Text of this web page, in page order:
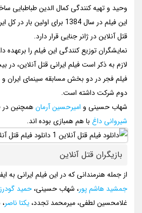
وحید و تهیه کنندگی کمال الدین طباطبایی
این فیلم در سال 1384 برای اولین بار در کل ایران اکران شد.
قتل آنلاین در ژانر جنایی قرار دارد.
نمایشگران توزیع کنندگی این فیلم را برعهده
لازم به ذکر است فیلم ایرانی قتل آنلاین،
فیلم فجر در دو بخش مسابقه سینمای ایران
دوم شرکت داشته است.
شهاب حسینی و امیرحسین آرمانهمچنین در
شیروانی داغ با هم همبازی بوده اند.
بازیگران قتل آنلاین
از جمله هنرمندانی که در این فیلم ایرانی به
جمشید هاشم پور، شهاب حسینی،حمید
غلامحسین لطفی، میرمحمد تجدد،یکتا ناصر